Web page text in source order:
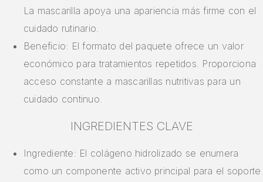
La mascarilla apoya una apariencia más firme con el
cuidado rutinario.
Beneficio: El formato del paquete ofrece un valor
económico para tratamientos repetidos. Proporciona
acceso constante a mascarillas nutritivas para un
cuidado continuo.
INGREDIENTES CLAVE
Ingrediente: El colágeno hidrolizado se enumera
como un componente activo principal para el soporte